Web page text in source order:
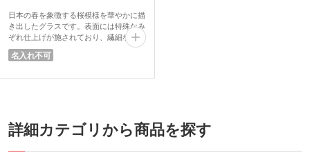
日本の春を象徴する桜模様を華やかに描
き出したグラスです。表面には特殊なみ
ぞれ仕上げが施されており、繊細な煌め
きが注いだ飲み物を涼しげに引き立てま
す。グラスの中で桜が舞うようなデザイ
とときを格調高く演出。345mlとゆとり
高級感あふれる化粧箱入り。ご結婚や長
寿の記念品、あるいは季節を贈る特別な
名入れ不可
詳細カテゴリから商品を探す